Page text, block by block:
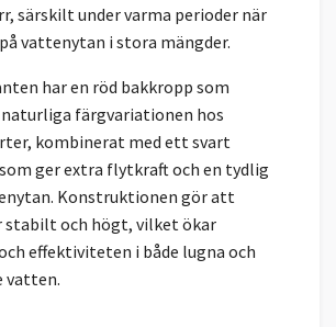
särskilt under varma perioder när
vattenytan i stora mängder.
har en röd bakkropp som
färgvariationen hos
kombinerat med ett svart
ger extra flytkraft och en tydlig
Konstruktionen gör att
stabilt och högt, vilket ökar
effektiviteten i både lugna och
vatten.